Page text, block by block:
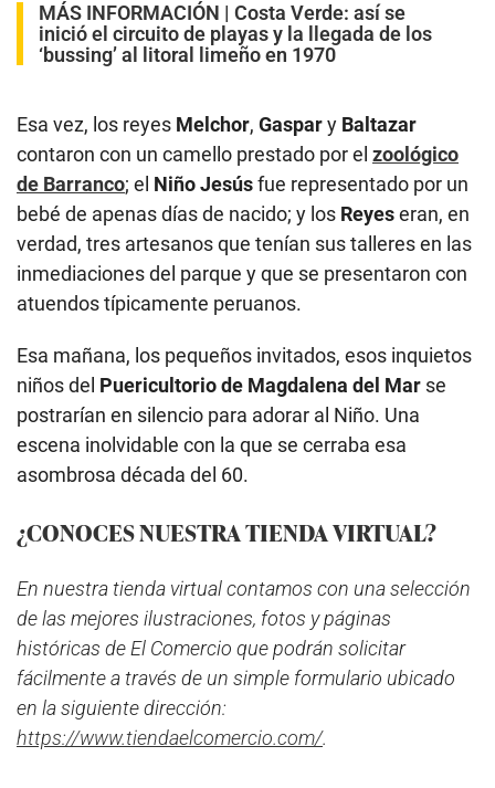
MÁS INFORMACIÓN | Costa Verde: así se
inició el circuito de playas y la llegada de los
‘bussing’ al litoral limeño en 1970
Esa vez, los reyes Melchor, Gaspary Baltazar
contaron con un camello prestado por el zoológico
de Barranco; el Niño Jesúsfue representado por un
bebé de apenas días de nacido; y los Reyeseran, en
verdad, tres artesanos que tenían sus talleres en las
inmediaciones del parque y que se presentaron con
atuendos típicamente peruanos.
Esa mañana, los pequeños invitados, esos inquietos
niños del Puericultorio de Magdalena del Mar se
postrarían en silencio para adorar al Niño. Una
escena inolvidable con la que se cerraba esa
asombrosa década del 60.
¿CONOCES NUESTRA TIENDA VIRTUAL?
En nuestra tienda virtual contamos con una selección
de las mejores ilustraciones, fotos y páginas
históricas de El Comercio que podrán solicitar
fácilmente a través de un simple formulario ubicado
en la siguiente dirección:
https://www.tiendaelcomercio.com/.